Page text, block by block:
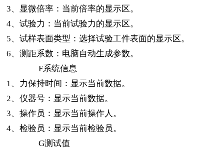
3、 显微倍率：当前倍率的显示区。
4、试验力：当前试验力的显示区。
5、试样表面类型：选择试验工件表面的显示区。
6、测距系数：电脑自动生成参数。
F系统信息
1、 力保持时间：显示当前数据。
2、仪器号：显示当前数据。
3、操作员：显示当前操作人。
4、检验员：显示当前检验员。
G测试值